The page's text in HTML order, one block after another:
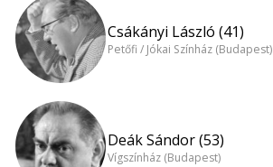
Csákányi László (41)
Petőfi / Jókai Színház (Budapest)
Deák Sándor (53)
Vígszínház (Budapest)